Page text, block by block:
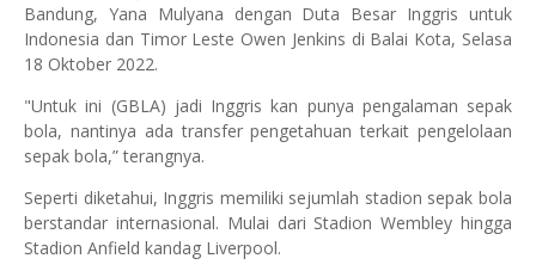
Bandung, Yana Mulyana dengan Duta Besar Inggris untuk
Indonesia dan Timor Leste Owen Jenkins di Balai Kota, Selasa
18 Oktober 2022.
"Untuk ini (GBLA) jadi Inggris kan punya pengalaman sepak
bola, nantinya ada transfer pengetahuan terkait pengelolaan
sepak bola,” terangnya.
Seperti diketahui, Inggris memiliki sejumlah stadion sepak bola
berstandar internasional. Mulai dari Stadion Wembley hingga
Stadion Anfield kandag Liverpool.